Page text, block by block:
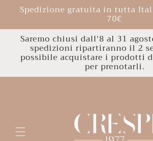
direttamente
Spedizione gratuita in tutta
70€
Saremo chiusi dall'8 al 31
spedizioni ripartiranno il 2
possibile acquistare i prodotti
per prenotarli.